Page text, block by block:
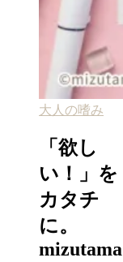
大人の嗜み
「欲し
い！」を
カタチ
に。
mizutama